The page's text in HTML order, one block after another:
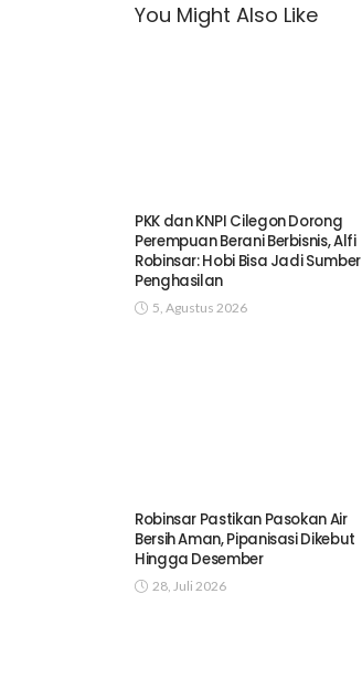
You Might Also Like
PKK dan KNPI Cilegon Dorong
Perempuan Berani Berbisnis, Alfi
Robinsar: Hobi Bisa Jadi Sumber
Penghasilan
5, Agustus 2026
Robinsar Pastikan Pasokan Air
Bersih Aman, Pipanisasi Dikebut
Hingga Desember
28, Juli 2026